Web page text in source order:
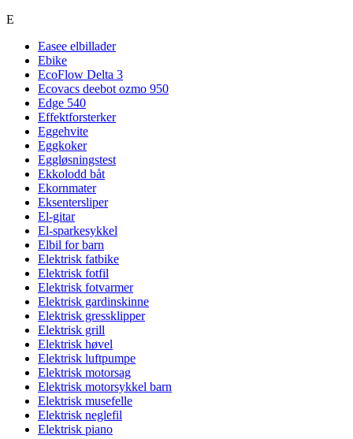
E
Easee elbillader
Ebike
EcoFlow Delta 3
Ecovacs deebot ozmo 950
Edge 540
Effektforsterker
Eggehvite
Eggkoker
Eggløsningstest
Ekkolodd båt
Ekornmater
Eksentersliper
El-gitar
El-sparkesykkel
Elbil for barn
Elektrisk fatbike
Elektrisk fotfil
Elektrisk fotvarmer
Elektrisk gardinskinne
Elektrisk gressklipper
Elektrisk grill
Elektrisk høvel
Elektrisk luftpumpe
Elektrisk motorsag
Elektrisk motorsykkel barn
Elektrisk musefelle
Elektrisk neglefil
Elektrisk piano